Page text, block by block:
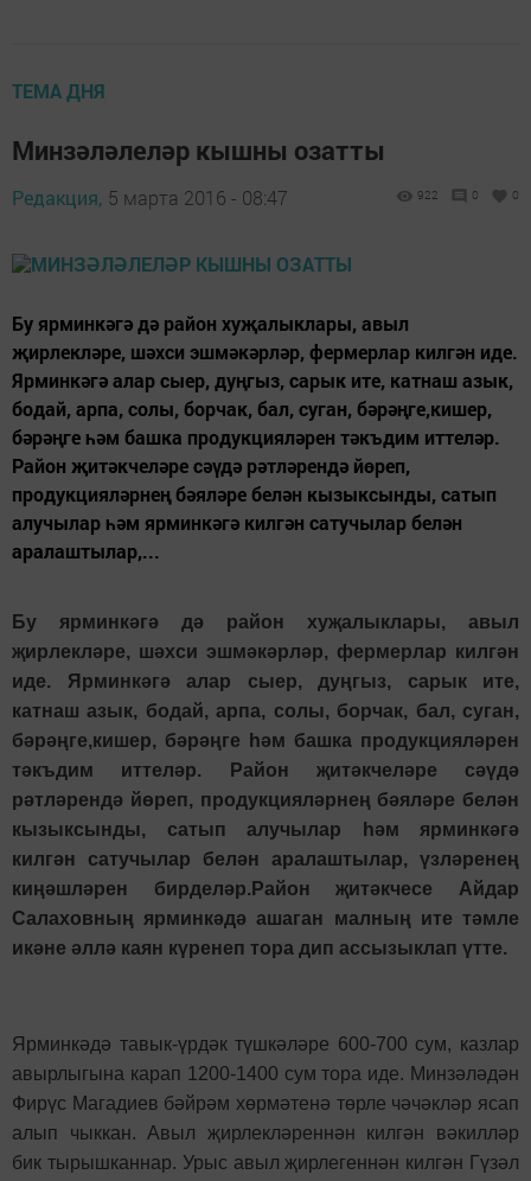
ТЕМА ДНЯ
Минзәләлеләр кышны озатты
Редакция, 5 марта 2016 - 08:47 922 0 0
Бу ярминкәгә дә район хуҗалыклары, авыл
җирлекләре, шәхси эшмәкәрләр, фермерлар килгән иде.
Ярминкәгә алар сыер, дуңгыз, сарык ите, катнаш азык,
бодай, арпа, солы, борчак, бал, суган, бәрәңге,кишер,
бәрәңге һәм башка продукцияләрен тәкъдим иттеләр.
Район җитәкчеләре сәүдә рәтләрендә йөреп,
продукцияләрнең бәяләре белән кызыксынды, сатып
алучылар һәм ярминкәгә килгән сатучылар белән
аралаштылар,...
Бу ярминкәгә дә район хуҗалыклары, авыл
җирлекләре, шәхси эшмәкәрләр, фермерлар килгән
иде. Ярминкәгә алар сыер, дуңгыз, сарык ите,
катнаш азык, бодай, арпа, солы, борчак, бал, суган,
бәрәңге,кишер, бәрәңге һәм башка продукцияләрен
тәкъдим иттеләр. Район җитәкчеләре сәүдә
рәтләрендә йөреп, продукцияләрнең бәяләре белән
кызыксынды, сатып алучылар һәм ярминкәгә
килгән сатучылар белән аралаштылар, үзләренең
киңәшләрен бирделәр.Район җитәкчесе Айдар
Салаховның ярминкәдә ашаган малның ите тәмле
икәне әллә каян күренеп тора дип ассызыклап үтте.
Ярминкәдә тавык-үрдәк түшкәләре 600-700 сум, казлар
авырлыгына карап 1200-1400 сум тора иде. Минзәләдән
Фирүс Магадиев бәйрәм хөрмәтенә төрле чәчәкләр ясап
алып чыккан. Авыл җирлекләреннән килгән вәкилләр
бик тырышканнар. Урыс авыл җирлегеннән килгән Гүзәл